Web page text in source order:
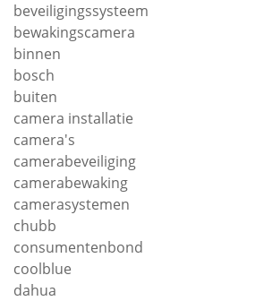
beveiligingssysteem
bewakingscamera
binnen
bosch
buiten
camera installatie
camera's
camerabeveiliging
camerabewaking
camerasystemen
chubb
consumentenbond
coolblue
dahua